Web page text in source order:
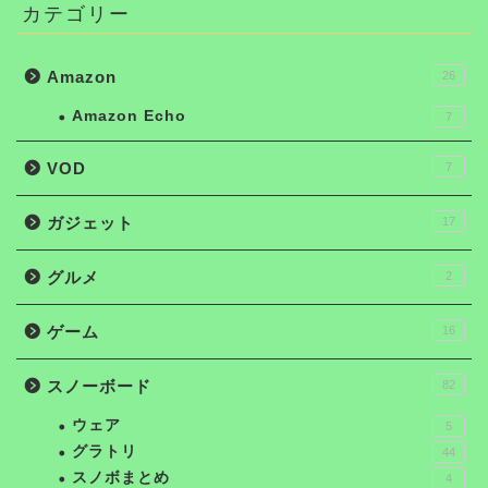
カテゴリー
Amazon 26
Amazon Echo 7
VOD 7
ガジェット 17
グルメ 2
ゲーム 16
スノーボード 82
ウェア 5
グラトリ 44
スノボまとめ 4